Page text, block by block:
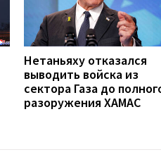
Нетаньяху отказался
выводить войска из
сектора Газа до
разоружения ХАМАС